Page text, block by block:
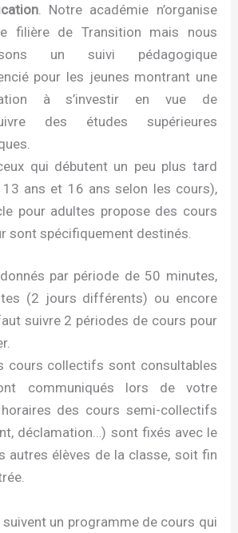
. Notre académie n’organise
filière de Transition mais nous
un suivi pédagogique
pour les jeunes montrant une
à s’investir en vue de
des études supérieures
qui débutent un peu plus tard
13 ans et 16 ans selon les cours),
pour adultes propose des cours
sont spécifiquement destinés.
par période de 50 minutes,
(2 jours différents) ou encore
suivre 2 périodes de cours pour
cours collectifs sont consultables
communiqués lors de votre
des cours semi-collectifs
déclamation…) sont fixés avec le
autres élèves de la classe, soit fin
un programme de cours qui